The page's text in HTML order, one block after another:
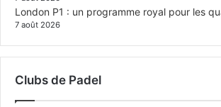
London P1 : un programme royal pour les
7 août 2026
Clubs de Padel